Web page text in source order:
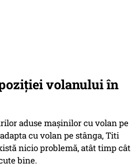
volanului în
aduse mașinilor cu volan pe
cu volan pe stânga, Titi
nicio problemă, atât timp cât
bine.